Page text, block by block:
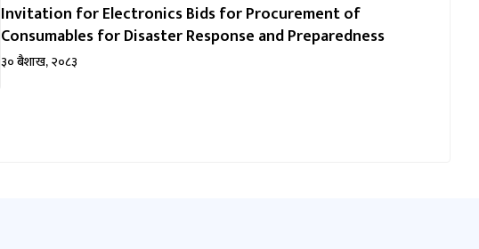
Invitation for Electronics Bids for Procurement of
Consumables for Disaster Response and Preparedness
३० बैशाख, २०८३